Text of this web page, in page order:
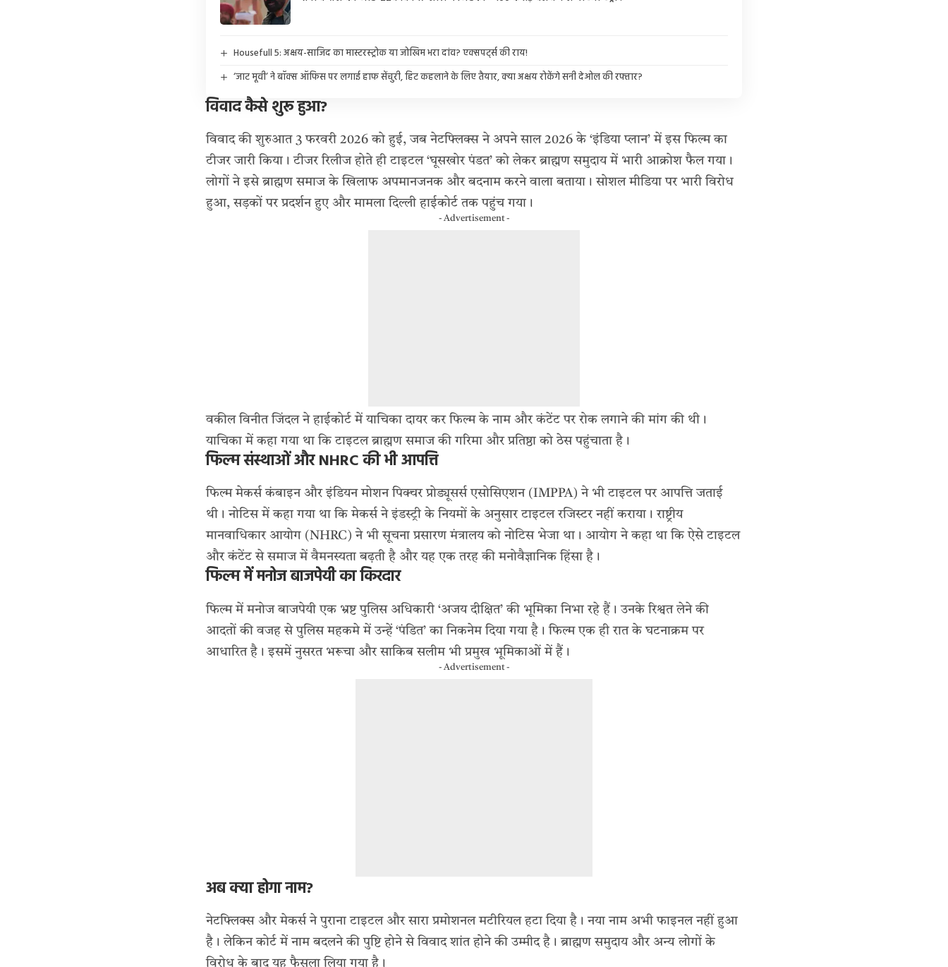
Housefull 5: अक्षय-साजिद का मास्टरस्ट्रोक या जोखिम भरा दांव? एक्सपर्ट्स की राय!
‘जाट मूवी’ ने बॉक्स ऑफिस पर लगाई हाफ सेंचुरी, हिट कहलाने के लिए तैयार, क्या अक्षय रोकेंगे सनी देओल की रफ्तार?
विवाद कैसे शुरू हुआ?
विवाद की शुरुआत 3 फरवरी 2026 को हुई, जब नेटफ्लिक्स ने अपने साल 2026 के ‘इंडिया प्लान’ में इस फिल्म का
टीजर जारी किया। टीजर रिलीज होते ही टाइटल ‘घूसखोर पंडत’ को लेकर ब्राह्मण समुदाय में भारी आक्रोश फैल गया।
लोगों ने इसे ब्राह्मण समाज के खिलाफ अपमानजनक और बदनाम करने वाला बताया। सोशल मीडिया पर भारी विरोध
हुआ, सड़कों पर प्रदर्शन हुए और मामला दिल्ली हाईकोर्ट तक पहुंच गया।
- Advertisement -
वकील विनीत जिंदल ने हाईकोर्ट में याचिका दायर कर फिल्म के नाम और कंटेंट पर रोक लगाने की मांग की थी।
याचिका में कहा गया था कि टाइटल ब्राह्मण समाज की गरिमा और प्रतिष्ठा को ठेस पहुंचाता है।
फिल्म संस्थाओं और NHRC की भी आपत्ति
फिल्म मेकर्स कंबाइन और इंडियन मोशन पिक्चर प्रोड्यूसर्स एसोसिएशन (IMPPA) ने भी टाइटल पर आपत्ति जताई
थी। नोटिस में कहा गया था कि मेकर्स ने इंडस्ट्री के नियमों के अनुसार टाइटल रजिस्टर नहीं कराया। राष्ट्रीय
मानवाधिकार आयोग (NHRC) ने भी सूचना प्रसारण मंत्रालय को नोटिस भेजा था। आयोग ने कहा था कि ऐसे टाइटल
और कंटेंट से समाज में वैमनस्यता बढ़ती है और यह एक तरह की मनोवैज्ञानिक हिंसा है।
फिल्म में मनोज बाजपेयी का किरदार
फिल्म में मनोज बाजपेयी एक भ्रष्ट पुलिस अधिकारी ‘अजय दीक्षित’ की भूमिका निभा रहे हैं। उनके रिश्वत लेने की
आदतों की वजह से पुलिस महकमे में उन्हें ‘पंडित’ का निकनेम दिया गया है। फिल्म एक ही रात के घटनाक्रम पर
आधारित है। इसमें नुसरत भरूचा और साकिब सलीम भी प्रमुख भूमिकाओं में हैं।
- Advertisement -
अब क्या होगा नाम?
नेटफ्लिक्स और मेकर्स ने पुराना टाइटल और सारा प्रमोशनल मटीरियल हटा दिया है। नया नाम अभी फाइनल नहीं हुआ
है। लेकिन कोर्ट में नाम बदलने की पुष्टि होने से विवाद शांत होने की उम्मीद है। ब्राह्मण समुदाय और अन्य लोगों के
विरोध के बाद यह फैसला लिया गया है।